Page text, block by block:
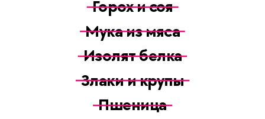
Горох и соя
Мука из мяса
Изолят белка
Злаки и крупы
Пшеница